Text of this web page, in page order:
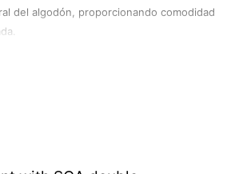
del algodón, proporcionando comodidad
elegancia y versatilidad, adaptándose